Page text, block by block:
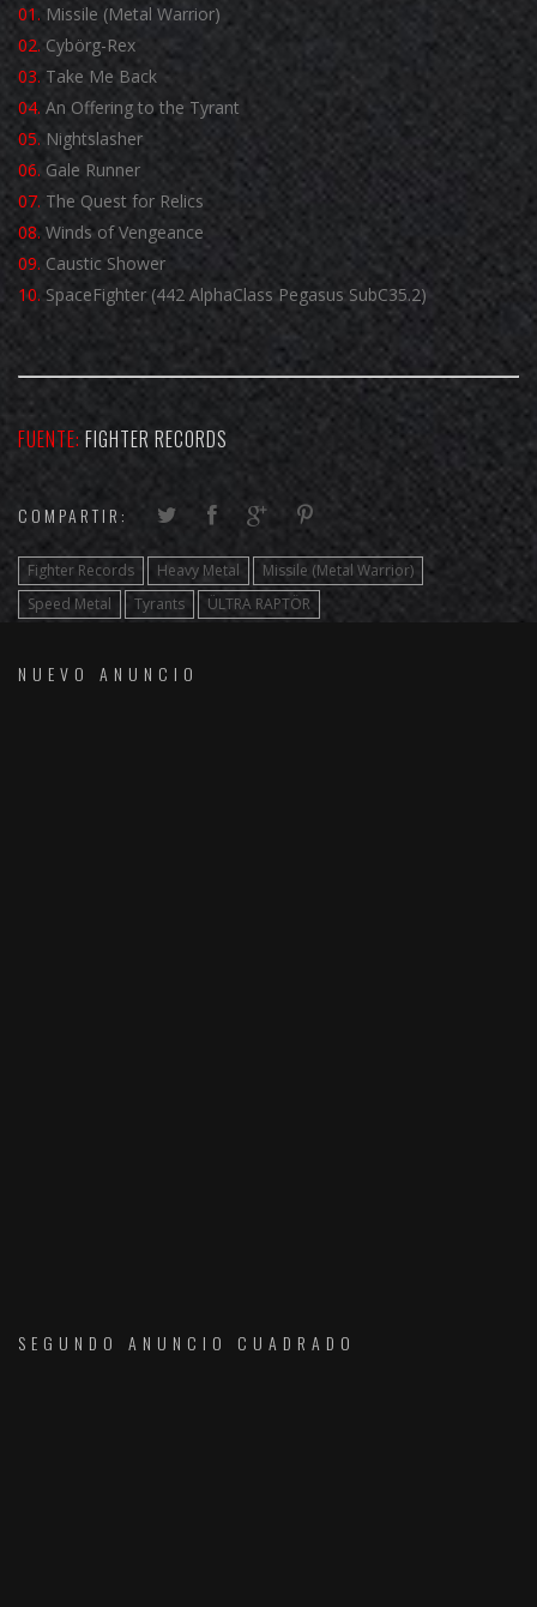
01. Missile (Metal Warrior)
02.Cybörg-Rex
03. Take Me Back
04. An Offering to the Tyrant
05. Nightslasher
06. Gale Runner
07. The Quest for Relics
08. Winds of Vengeance
09. Caustic Shower
10. SpaceFighter (442 AlphaClass Pegasus SubC35.2)
FUENTE: FIGHTER RECORDS
COMPARTIR:
Fighter Records Heavy Metal
Missile (Metal Warrior)
Speed Metal
Tyrants ÜLTRA RAPTÖR
NUEVO ANUNCIO
SEGUNDO ANUNCIO CUADRADO